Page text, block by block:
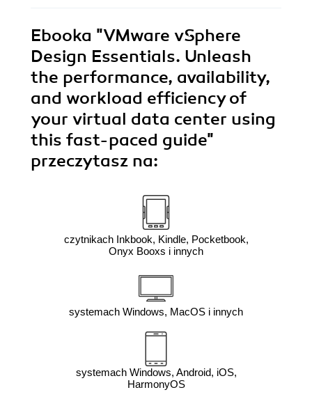
Ebooka "VMware vSphere
Design Essentials. Unleash
the performance, availability,
and workload efficiency of
your virtual data center using
this fast-paced guide"
przeczytasz na:
czytnikach Inkbook, Kindle, Pocketbook,
Onyx Booxs i innych
systemach Windows, MacOS i innych
systemach Windows, Android, iOS,
HarmonyOS